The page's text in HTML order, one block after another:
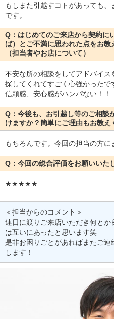
もしまた引越すコトがあっても
です。
Q：はじめてのご来店から契約に
ば）とご不満に思われた点をお教
（担当者やお店について）
不安な所の相談をしてアドバイ
探してくれてすごく心強かったで
信頼感、安心感がハンパない！！
Q：今後も、お引越し等のご相談
けますか？簡単にご理由もお教え
もちろんです。今回の担当の方に
Q：今回の総合評価をお願いいた
★★★★★
＜担当からのコメント＞
連日に渡りご来店いただき何と
は互いにあったと思います笑
是非お困りごとがあればまたご
します！